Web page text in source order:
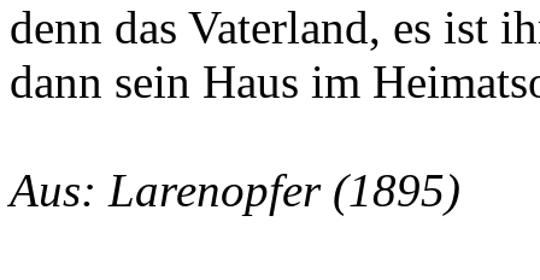
denn das Vaterland, es ist
dann sein Haus im
Aus: Larenopfer (1895)